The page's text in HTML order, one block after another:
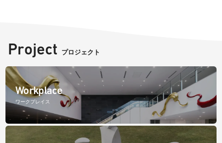
Project プロジェクト
Workplace
ワークプレイス